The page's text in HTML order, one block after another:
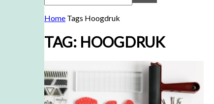
Home Tags Hoogdruk
TAG: HOOGDRUK